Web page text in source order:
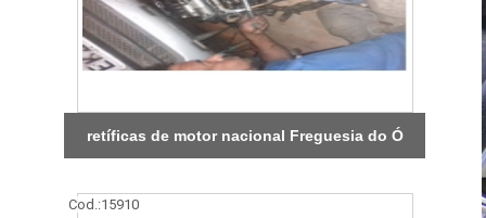
retíficas de motor nacional Freguesia do Ó
Cod.:15910